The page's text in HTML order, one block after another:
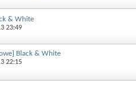
& White
23:49
Black & White
22:15